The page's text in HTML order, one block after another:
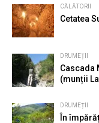
CĂLĂTORII
Cetatea
DRUMEȚII
Cascada
(munții
DRUMEȚII
În